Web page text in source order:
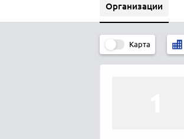
Организации
Карта